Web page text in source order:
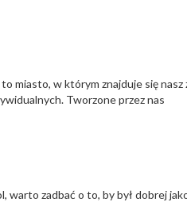
miasto, w którym znajduje się nasz
Tworzone przez nas
warto zadbać o to, by był dobrej